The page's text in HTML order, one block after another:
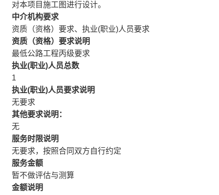
对本项目施工图进行设计。
中介机构要求
资质（资格）要求、执业(职业)人员要求
资质（资格）要求说明
最低公路工程丙级要求
执业(职业)人员总数
1
执业(职业)人员要求说明
无要求
其他要求说明：
无
服务时限说明
无要求，按照合同双方自行约定
服务金额
暂不做评估与测算
金额说明